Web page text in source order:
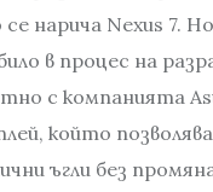
нарича Nexus 7.
в процес на
с компанията
който
ъгли без